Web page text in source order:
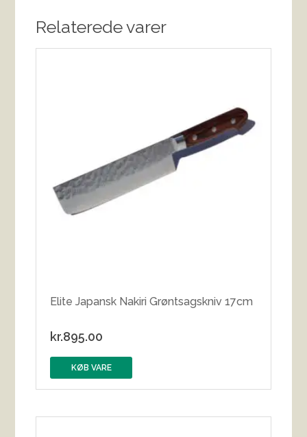
Relaterede varer
Elite Japansk Nakiri Grøntsagskniv 17cm
kr.895.00
KØB VARE